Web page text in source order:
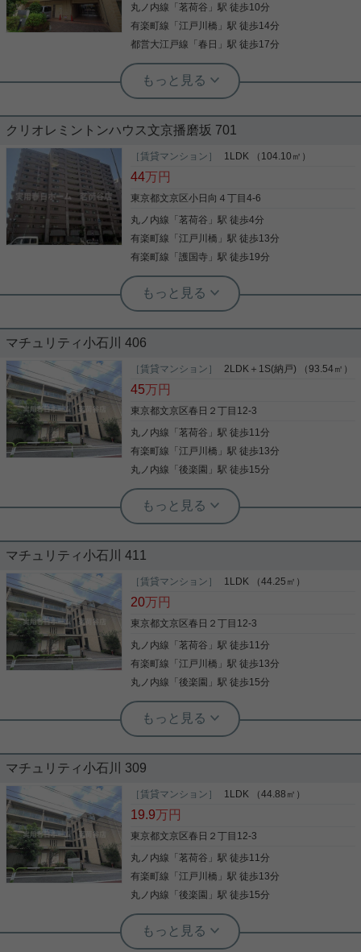
さいませ！ ■実用春日ホーム株式会社 茗荷谷店
■TEL:03-6902-5021
写真(9)
詳細を見る
丸ノ内線 「茗荷谷 」駅 徒歩10分
有楽町線 「江戸川橋 」駅 徒歩14分
都営大江戸線 「春日 」駅 徒歩17分
実用春日ホーム 茗荷谷店 上村啓士
トランクルーム無料／ペット2匹相談／
相談（犬・猫２匹まで）／トランクルーム無料／大
型ウォークインクローゼットあり
写真(9)
詳細を見る
クリオレミントンハウス文京播磨坂 701
［賃貸マンション］ 1LDK （104.10㎡）
44万円
東京都文京区小日向４丁目4-6
丸ノ内線 「茗荷谷 」駅 徒歩4分
有楽町線 「江戸川橋 」駅 徒歩13分
有楽町線 「護国寺 」駅 徒歩19分
実用春日ホーム 茗荷谷店 堀田枝里
【定期借家契約5年】駅近分譲マンショ
1SLDKをご紹介です！ 14階建ての7階！ 100㎡以上
で、収納が充実したお部屋☆ 高台のため、西側バル
コニーからは富士山が望め、 眺望もしっかりござい
ます！ お気軽にお問い合わせくださいませ！ ★お電
式会社 茗荷谷店 TEL：03-6902-5021
写真(9)
詳細を見る
マチュリティ小石川 406
［賃貸マンション］ 2LDK＋1S(納戸) （93.54㎡）
45万円
東京都文京区春日２丁目12-3
丸ノ内線 「茗荷谷 」駅 徒歩11分
有楽町線 「江戸川橋 」駅 徒歩13分
丸ノ内線 「後楽園 」駅 徒歩15分
実用春日ホーム 茗荷谷店 堀田枝里
2LDK+DEN☆90㎡以上、角部屋！
ご紹介です！ 角部屋、3面に窓あり！ バルコニーも
広々しており、開放感あり！ 各洋室も6帖とゆった
りした間取りです☆ 共用部にはトランクルーム、 室
内にはウォークインクローゼット2ヵ所と収納たっ
育もご相談可能☆ コンシェルジュもおり、管理体制
良好です！ お気軽にお問い合わせくださいませ！ ★
お電話でのご相談もお気軽にどうぞ★ 実用春日ホー
ム株式会社 茗荷谷店 TEL：03-6902-5021
写真(9)
詳細を見る
マチュリティ小石川 411
［賃貸マンション］ 1LDK （44.25㎡）
20万円
東京都文京区春日２丁目12-3
丸ノ内線 「茗荷谷 」駅 徒歩11分
有楽町線 「江戸川橋 」駅 徒歩13分
丸ノ内線 「後楽園 」駅 徒歩15分
実用春日ホーム 茗荷谷店 堀田枝里
閑静な住宅地☆1LDK、収納充実！
室乾燥機に追焚機能と、 室内の設備も充実しており
ます！ ペットの飼育もご相談可能☆ コンシェルジュ
もおり、管理体制良好です！ お気軽にお問い合わせ
くださいませ！ ★お電話でのご相談もお気軽にどう
6902-5021
写真(9)
詳細を見る
マチュリティ小石川 309
［賃貸マンション］ 1LDK （44.88㎡）
19.9万円
東京都文京区春日２丁目12-3
丸ノ内線 「茗荷谷 」駅 徒歩11分
有楽町線 「江戸川橋 」駅 徒歩13分
丸ノ内線 「後楽園 」駅 徒歩15分
実用春日ホーム 茗荷谷店 堀田枝里
コンシェルジュサービスあり